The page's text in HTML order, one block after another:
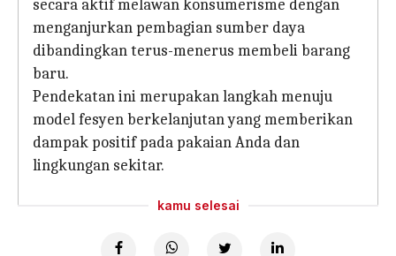
secara aktif melawan konsumerisme dengan
menganjurkan pembagian sumber daya
dibandingkan terus-menerus membeli barang
baru.
Pendekatan ini merupakan langkah menuju
model fesyen berkelanjutan yang memberikan
dampak positif pada pakaian Anda dan
lingkungan sekitar.
kamu selesai